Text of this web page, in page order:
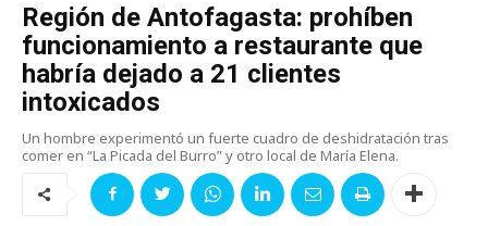
Región de Antofagasta: prohíben
funcionamiento a restaurante que
habría dejado a 21 clientes
intoxicados
Un hombre experimentó un fuerte cuadro de deshidratación tras
comer en “La Picada del Burro” y otro local de María Elena.